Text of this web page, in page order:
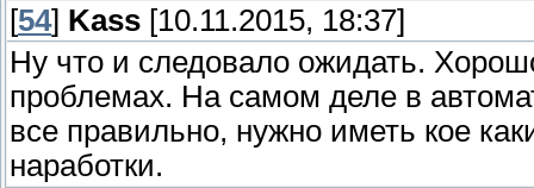
- версия ПО терморегуляторов так же не
который мог бы исключить
работает так, как надо. Для решения
всех терморегуляторов без внешних
должно.
[54] Kass [10.11.2015, 18:37]
Ну что и следовало ожидать.
проблемах. На самом деле в
все правильно, нужно иметь кое
наработки.